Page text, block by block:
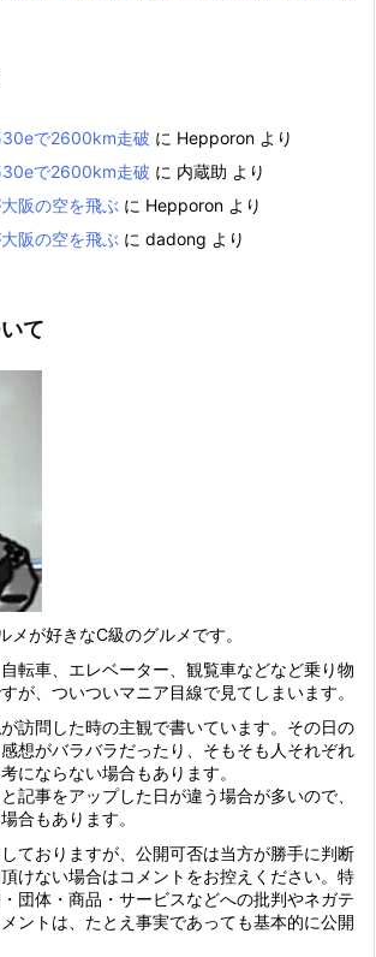
で2600km走破 に Hepporon より
で2600km走破 に 内蔵助 より
阪の空を飛ぶ に Hepporon より
阪の空を飛ぶ に dadong より
て
メが好きなC級のグルメです。
転車、エレベーター、観覧車などなど乗り物
が、ついついマニア目線で見てしまいます。
訪問した時の主観で書いています。その日の
想がバラバラだったり、そもそも人それぞれ
にならない場合もあります。
記事をアップした日が違う場合が多いので、
合もあります。
ておりますが、公開可否は当方が勝手に判断
けない場合はコメントをお控えください。特
団体・商品・サービスなどへの批判やネガテ
ントは、たとえ事実であっても基本的に公開